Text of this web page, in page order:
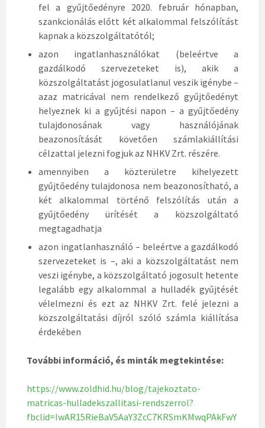
fel a gyűjtőedényre 2020. február hónapban,
szankcionálás előtt két alkalommal felszólítást
kapnak a közszolgáltatótól;
azon ingatlanhasználókat (beleértve a
gazdálkodó szervezeteket is), akik a
közszolgáltatást jogosulatlanul veszik igénybe –
azaz matricával nem rendelkező gyűjtőedényt
helyeznek ki a gyűjtési napon – a gyűjtőedény
tulajdonosának vagy használójának
beazonosítását követően számlakiállítási
célzattal jelezni fogjuk az NHKV Zrt. részére.
amennyiben a közterületre kihelyezett
gyűjtőedény tulajdonosa nem beazonosítható, a
két alkalommal történő felszólítás után a
gyűjtőedény ürítését a közszolgáltató
megtagadhatja
azon ingatlanhasználó – beleértve a gazdálkodó
szervezeteket is –, aki a közszolgáltatást nem
veszi igénybe, a közszolgáltató jogosult hetente
legalább egy alkalommal a hulladék gyűjtését
vélelmezni és ezt az NHKV Zrt. felé jelezni a
közszolgáltatási díjról szóló számla kiállítása
érdekében
További információ, és minták megtekintése:
https://www.zoldhid.hu/blog/tajekoztato-
matricas-hulladekszallitasi-rendszerrol?
fbclid=IwAR15RieBaV5AaY3ZcC7KRSmKMwqPAkFwY